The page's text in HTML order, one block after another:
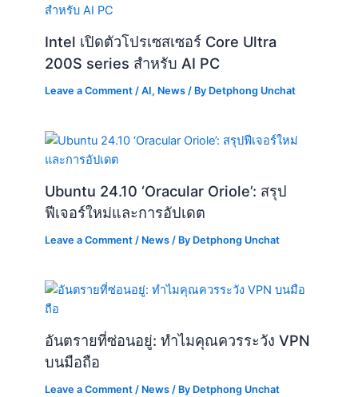
Intel เปิดตัวโปรเซสเซอร์ Core Ultra
200S series สำหรับ AI PC
Leave a Comment /AI, News / By Detphong Unchat
Ubuntu 24.10 ‘Oracular Oriole’: สรุป
ฟีเจอร์ใหม่และการอัปเดต
Leave a Comment / News / By Detphong Unchat
อันตรายที่ซ่อนอยู่: ทำไมคุณควรระวัง VPN
บนมือถือ
Leave a Comment / News / By Detphong Unchat